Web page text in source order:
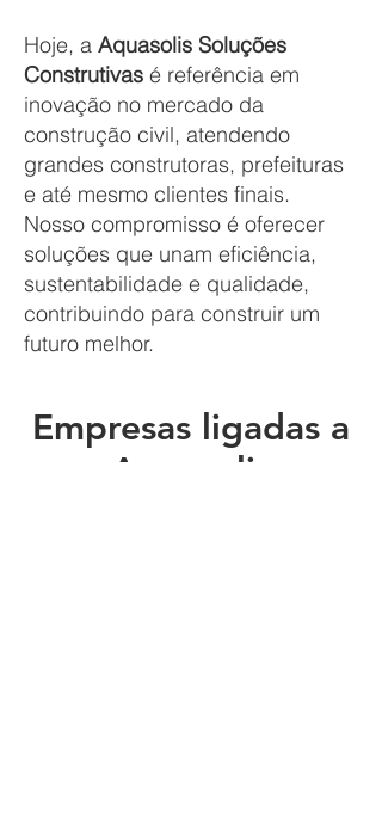
Hoje, a Aquasolis Soluções
Construtivas é referência em
inovação no mercado da
construção civil, atendendo
grandes construtoras, prefeituras
e até mesmo clientes finais.
Nosso compromisso é oferecer
soluções que unam eficiência,
sustentabilidade e qualidade,
contribuindo para construir um
futuro melhor.
Empresas ligadas a
Aquasolis